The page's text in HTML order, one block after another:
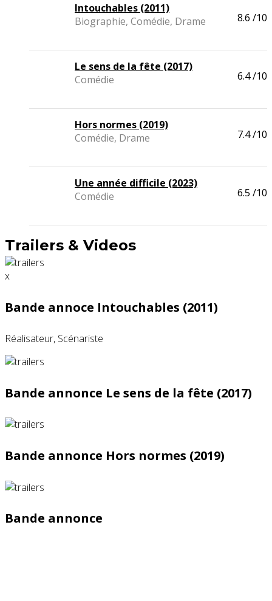
Intouchables (2011)
Biographie, Comédie, Drame
8.6 /10
Le sens de la fête (2017)
Comédie
6.4/10
Hors normes (2019)
Comédie, Drame
7.4/10
Une année difficile (2023)
Comédie
6.5 /10
Trailers & Videos
x
Bande annoce Intouchables (2011)
Réalisateur, Scénariste
Bande annonce Le sens de la fête (2017)
Bande annonce Hors normes (2019)
Bande annonce